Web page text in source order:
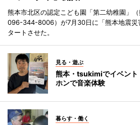
熊本市北区の認定こども園「第二幼稚園」
096-344-8006）が7月30日に「熊本地震災
タートさせた。
見る・遊ぶ
熊本・tsukimiでイベン
ホンで音楽体験
暮らす・働く